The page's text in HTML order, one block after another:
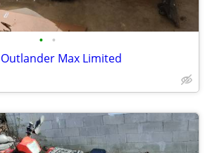
• •
Max Limited